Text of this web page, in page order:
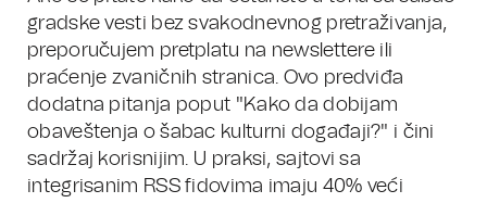
gradske vesti bez svakodnevnog pretraživanja,
preporučujem pretplatu na newslettere ili
praćenje zvaničnih stranica. Ovo predviđa
dodatna pitanja poput "Kako da dobijam
obaveštenja o šabac kulturni događaji?" i čini
sadržaj korisnijim. U praksi, sajtovi sa
integrisanim RSS fidovima imaju 40% veći